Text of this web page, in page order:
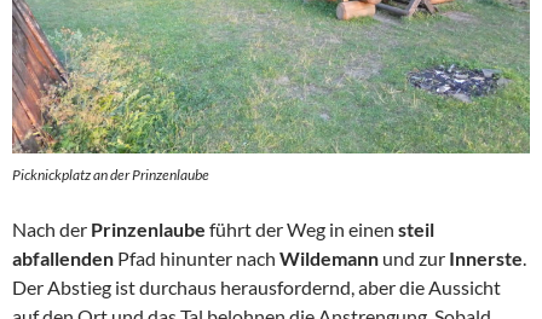
Picknickplatz an der Prinzenlaube
Nach der Prinzenlaube führt der Weg in einen steil
abfallenden Pfad hinunter nach Wildemann und zur Innerste.
Der Abstieg ist durchaus herausfordernd, aber die Aussicht